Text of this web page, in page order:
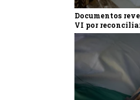
Documentos
VI por